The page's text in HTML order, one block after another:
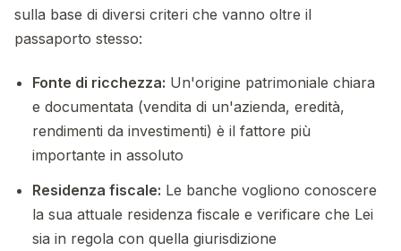
sulla base di diversi criteri che vanno oltre il
passaporto stesso:
Fonte di ricchezza: Un'origine patrimoniale chiara
e documentata (vendita di un'azienda, eredità,
rendimenti da investimenti) è il fattore più
importante in assoluto
Residenza fiscale: Le banche vogliono conoscere
la sua attuale residenza fiscale e verificare che Lei
sia in regola con quella giurisdizione